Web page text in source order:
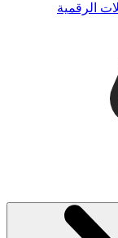
الرقمية